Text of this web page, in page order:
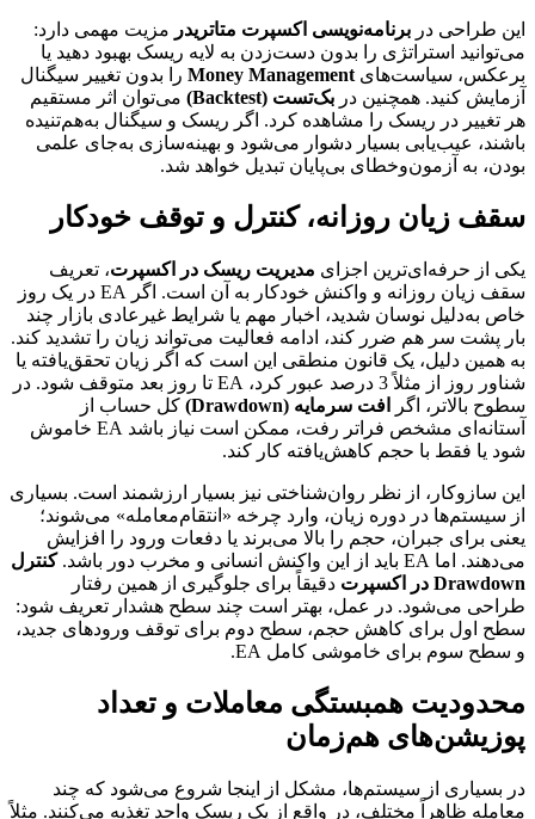
این طراحی در برنامه‌نویسی اکسپرت متاتریدر مزیت مهمی دارد:
می‌توانید استراتژی را بدون دست‌زدن به لایه ریسک بهبود دهید یا
برعکس، سیاست‌های Money Management را بدون تغییر سیگنال
آزمایش کنید. همچنین در بک‌تست (Backtest)
می‌توان اثر مستقیم
هر تغییر در ریسک را مشاهده کرد. اگر ریسک و سیگنال به‌هم‌تنیده
باشند، عیب‌یابی بسیار دشوار می‌شود و بهینه‌سازی به‌جای علمی
بودن، به آزمون‌وخطای بی‌پایان تبدیل خواهد شد.
سقف زیان روزانه، کنترل و توقف خودکار
یکی از حرفه‌ای‌ترین اجزای مدیریت ریسک در اکسپرت، تعریف
سقف زیان روزانه و واکنش خودکار به آن است. اگر EA در یک روز
خاص به‌دلیل نوسان شدید، اخبار مهم یا شرایط غیرعادی بازار چند
بار پشت سر هم ضرر کند، ادامه فعالیت می‌تواند زیان را تشدید کند.
به همین دلیل، یک قانون منطقی این است که اگر زیان تحقق‌یافته یا
شناور روز از مثلاً 3 درصد عبور کرد، EA تا روز بعد متوقف شود. در
سطوح بالاتر، اگر
افت سرمایه (Drawdown)
کل حساب از
آستانه‌ای مشخص فراتر رفت، ممکن است نیاز باشد EA خاموش
شود یا فقط با حجم کاهش‌یافته کار کند.
این سازوکار، از نظر روان‌شناختی نیز بسیار ارزشمند است. بسیاری
از سیستم‌ها در دوره زیان، وارد چرخه «انتقام‌معامله» می‌شوند؛
یعنی برای جبران، حجم را بالا می‌برند یا دفعات ورود را افزایش
می‌دهند. اما EA باید از این واکنش انسانی و مخرب دور باشد.
کنترل
Drawdown در اکسپرت
دقیقاً برای جلوگیری از همین رفتار
طراحی می‌شود. در عمل، بهتر است چند سطح هشدار تعریف شود:
سطح اول برای کاهش حجم، سطح دوم برای توقف ورودهای جدید،
و سطح سوم برای خاموشی کامل EA.
محدودیت همبستگی معاملات و تعداد
پوزیشن‌های هم‌زمان
در بسیاری از سیستم‌ها، مشکل از اینجا شروع می‌شود که چند
معامله ظاهراً مختلف، در واقع از یک ریسک واحد تغذیه می‌کنند. مثلاً